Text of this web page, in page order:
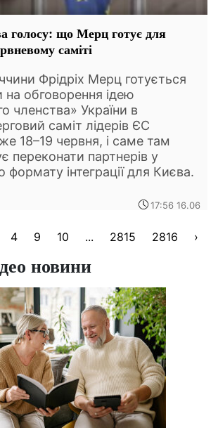
голосу: що Мерц готує для
саміті
Фрідріх Мерц готується
на обговорення ідею
членства» України в
саміт лідерів ЄС
18–19 червня, і саме там
переконати партнерів у
формату інтеграції для Києва.
17:56 16.06
4 9 10 ... 2815 2816 ›
новини